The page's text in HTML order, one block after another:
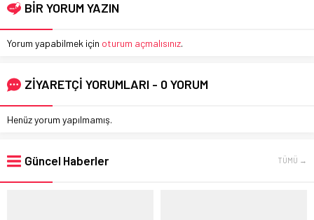
BİR YORUM YAZIN
Yorum yapabilmek için oturum açmalısınız.
ZİYARETÇİ YORUMLARI - 0 YORUM
Henüz yorum yapılmamış.
Güncel Haberler TÜMÜ →